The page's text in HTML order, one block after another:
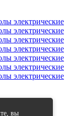
офертой.
вы